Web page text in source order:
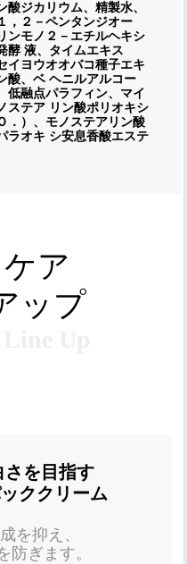
酸ジカリウム、精製水、
，２－ペンタンジオー
ンモノ２－エチルヘキシ
酵 液、タイムエキス
イヨウオオバコ種子エキ
酸、ベ ヘニルアルコー
低融点パラフィン、マイ
ステア リン酸ポリオキシ
．）、モノステアリン酸
ラオキ シ安息香酸エステ
ア
ップ
さを目指す
ククリーム
を抑え、
防ぎます。